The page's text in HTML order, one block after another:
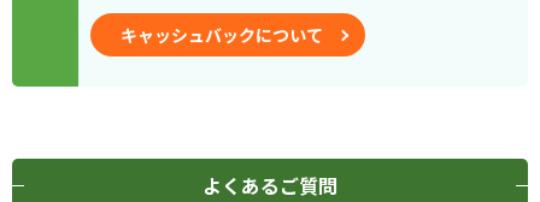
キャッシュバックについて
よくあるご質問